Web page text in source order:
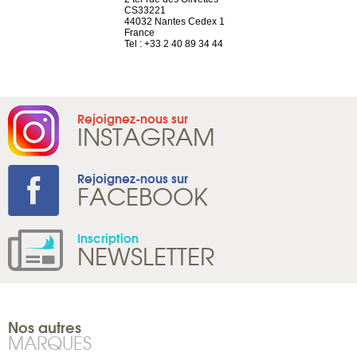
CS33221
44032 Nantes Cedex 1
France
Tel : +33 2 40 89 34 44
Rejoignez-nous sur
INSTAGRAM
Rejoignez-nous sur
FACEBOOK
Inscription
NEWSLETTER
Nos autres
MARQUES